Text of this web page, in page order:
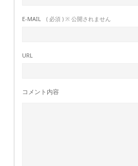
E-MAIL ( 必須 ) ※ 公開されません
URL
コメント内容